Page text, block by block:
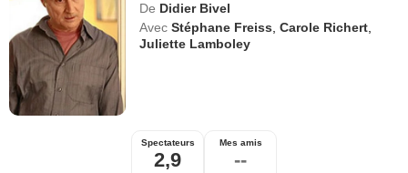
De Didier Bivel
Avec Stéphane Freiss ,Carole Richert
Juliette Lamboley
Spectateurs
2,9
Mes amis
--